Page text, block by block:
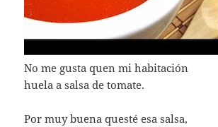
No me gusta quen mi habitación
huela a salsa de tomate.
Por muy buena questé esa salsa,